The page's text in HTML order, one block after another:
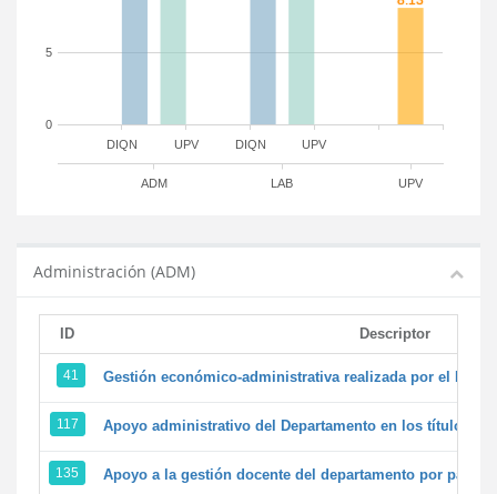
DIQN DIQN
UPV UPV
ADM LAB UPV
0
5
Administración (ADM)
ID Descriptor
41 Gestión económico-administrativa realizada por el
117 Apoyo administrativo del Departamento en los títulos de
135 Apoyo a la gestión docente del departamento por parte